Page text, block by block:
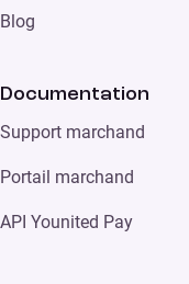
Blog
Documentation
Support marchand
Portail marchand
API Younited Pay